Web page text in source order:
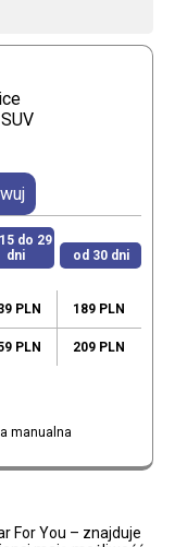
do 29
dni
od 30 dni
PLN 189 PLN
PLN 209 PLN
manualna
For You – znajduje